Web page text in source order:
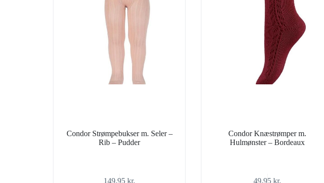
Condor Strømpebukser m. Seler –
Rib – Pudder
149,95kr.
Condor Knæstrømper m.
Hulmønster – Bordeaux
49,95kr.